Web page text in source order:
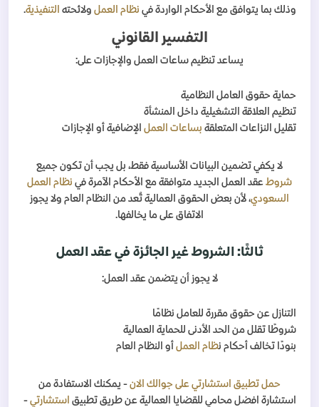
وذلك بما يتوافق مع الأحكام الواردة في نظام العمل ولائحته التنفيذية.
التفسير القانوني
يساعد تنظيم ساعات العمل والإجازات على:
حماية حقوق العامل النظامية
تنظيم العلاقة التشغيلية داخل المنشأة
تقليل النزاعات المتعلقة بساعات العمل الإضافية أو الإجازات
لا يكفي تضمين البيانات الأساسية فقط، بل يجب أن تكون جميع
شروط عقد العمل الجديد متوافقة مع الأحكام الآمرة في نظام العمل
السعودي، لأن بعض الحقوق العمالية تُعد من النظام العام ولا يجوز
الاتفاق على ما يخالفها.
ثالثًا: الشروط غير الجائزة في عقد العمل
لا يجوز أن يتضمن عقد العمل:
التنازل عن حقوق مقررة للعامل نظامًا
شروطًا تقلل من الحد الأدنى للحماية العمالية
بنودًا تخالف أحكام نظام العمل أو النظام العام
حمل تطبيق استشارتي على جوالك الان - يمكنك الاستفادة من
استشارة افضل محامي للقضايا العمالية عن طريق تطبيق استشارتي-